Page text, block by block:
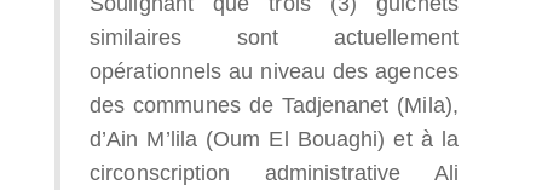
similaires sont actuellement
opérationnels au niveau des agences
des communes de Tadjenanet (Mila),
d’Ain M’lila (Oum El Bouaghi) et à la
circonscription administrative Ali